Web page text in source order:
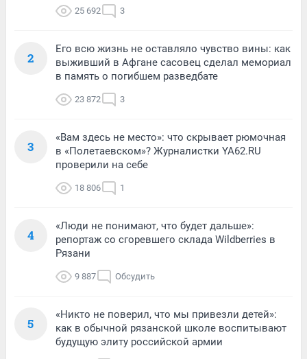
25 692 3
2
Его всю жизнь не оставляло чувство вины: как
выживший в Афгане сасовец сделал мемориал
в память о погибшем разведбате
23 872 3
3
«Вам здесь не место»: что скрывает рюмочная
в «Полетаевском»? Журналистки YA62.RU
проверили на себе
18 806 1
4
«Люди не понимают, что будет дальше»:
репортаж со сгоревшего склада Wildberries в
Рязани
9 887 Обсудить
5
«Никто не поверил, что мы привезли детей»:
как в обычной рязанской школе воспитывают
будущую элиту российской армии